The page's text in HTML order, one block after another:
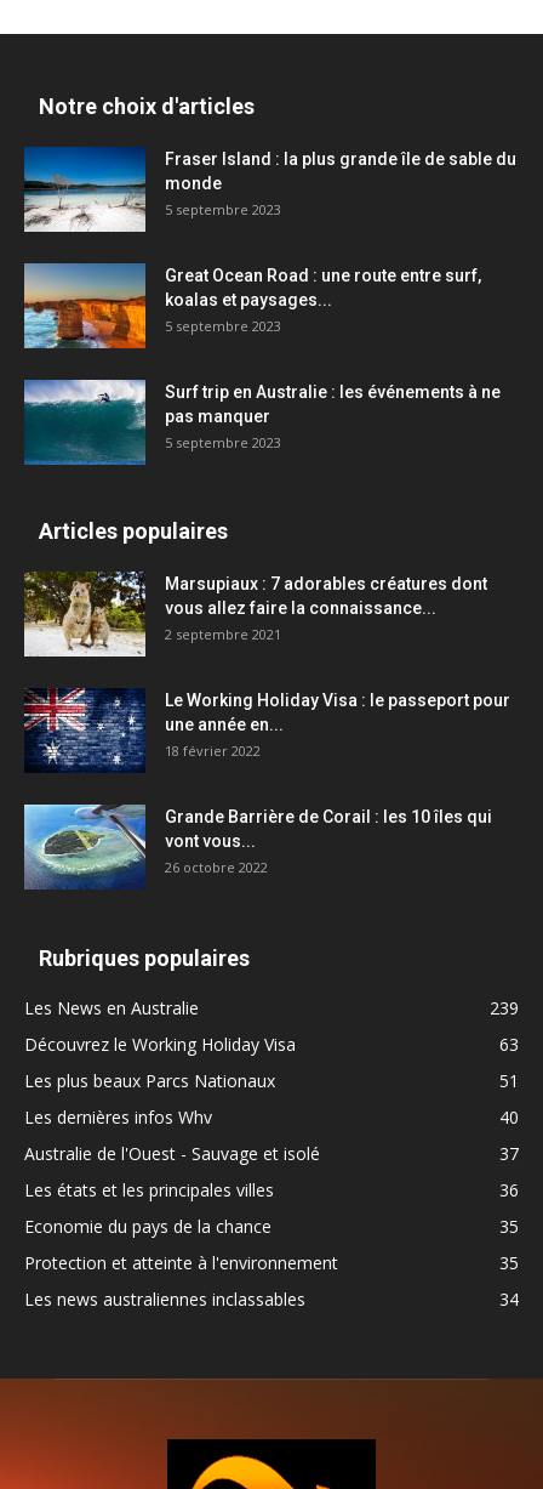
Notre choix d'articles
Fraser Island : la plus grande île de sable du
monde
5 septembre 2023
Great Ocean Road : une route entre surf,
koalas et paysages...
5 septembre 2023
Surf trip en Australie : les événements à ne
pas manquer
5 septembre 2023
Articles populaires
Marsupiaux : 7 adorables créatures dont
vous allez faire la connaissance...
2 septembre 2021
Le Working Holiday Visa : le passeport pour
une année en...
18 février 2022
Grande Barrière de Corail : les 10 îles qui
vont vous...
26 octobre 2022
Rubriques populaires
Les News en Australie
239
Découvrez le Working Holiday Visa
63
Les plus beaux Parcs Nationaux
51
Les dernières infos Whv
40
Australie de l'Ouest - Sauvage et isolé
37
Les états et les principales villes
36
Economie du pays de la chance
35
Protection et atteinte à l'environnement
35
Les news australiennes inclassables
34